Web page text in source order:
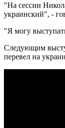
"На сессии
украинский", -
"Я могу
Следующим
перевел на